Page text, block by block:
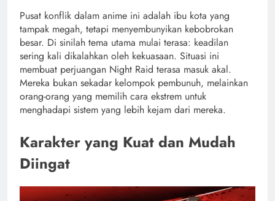
Pusat konflik dalam anime ini adalah ibu kota yang
tampak megah, tetapi menyembunyikan kebobrokan
besar. Di sinilah tema utama mulai terasa: keadilan
sering kali dikalahkan oleh kekuasaan. Situasi ini
membuat perjuangan Night Raid terasa masuk akal.
Mereka bukan sekadar kelompok pembunuh, melainkan
orang-orang yang memilih cara ekstrem untuk
menghadapi sistem yang lebih kejam dari mereka.
Karakter yang Kuat dan Mudah
Diingat